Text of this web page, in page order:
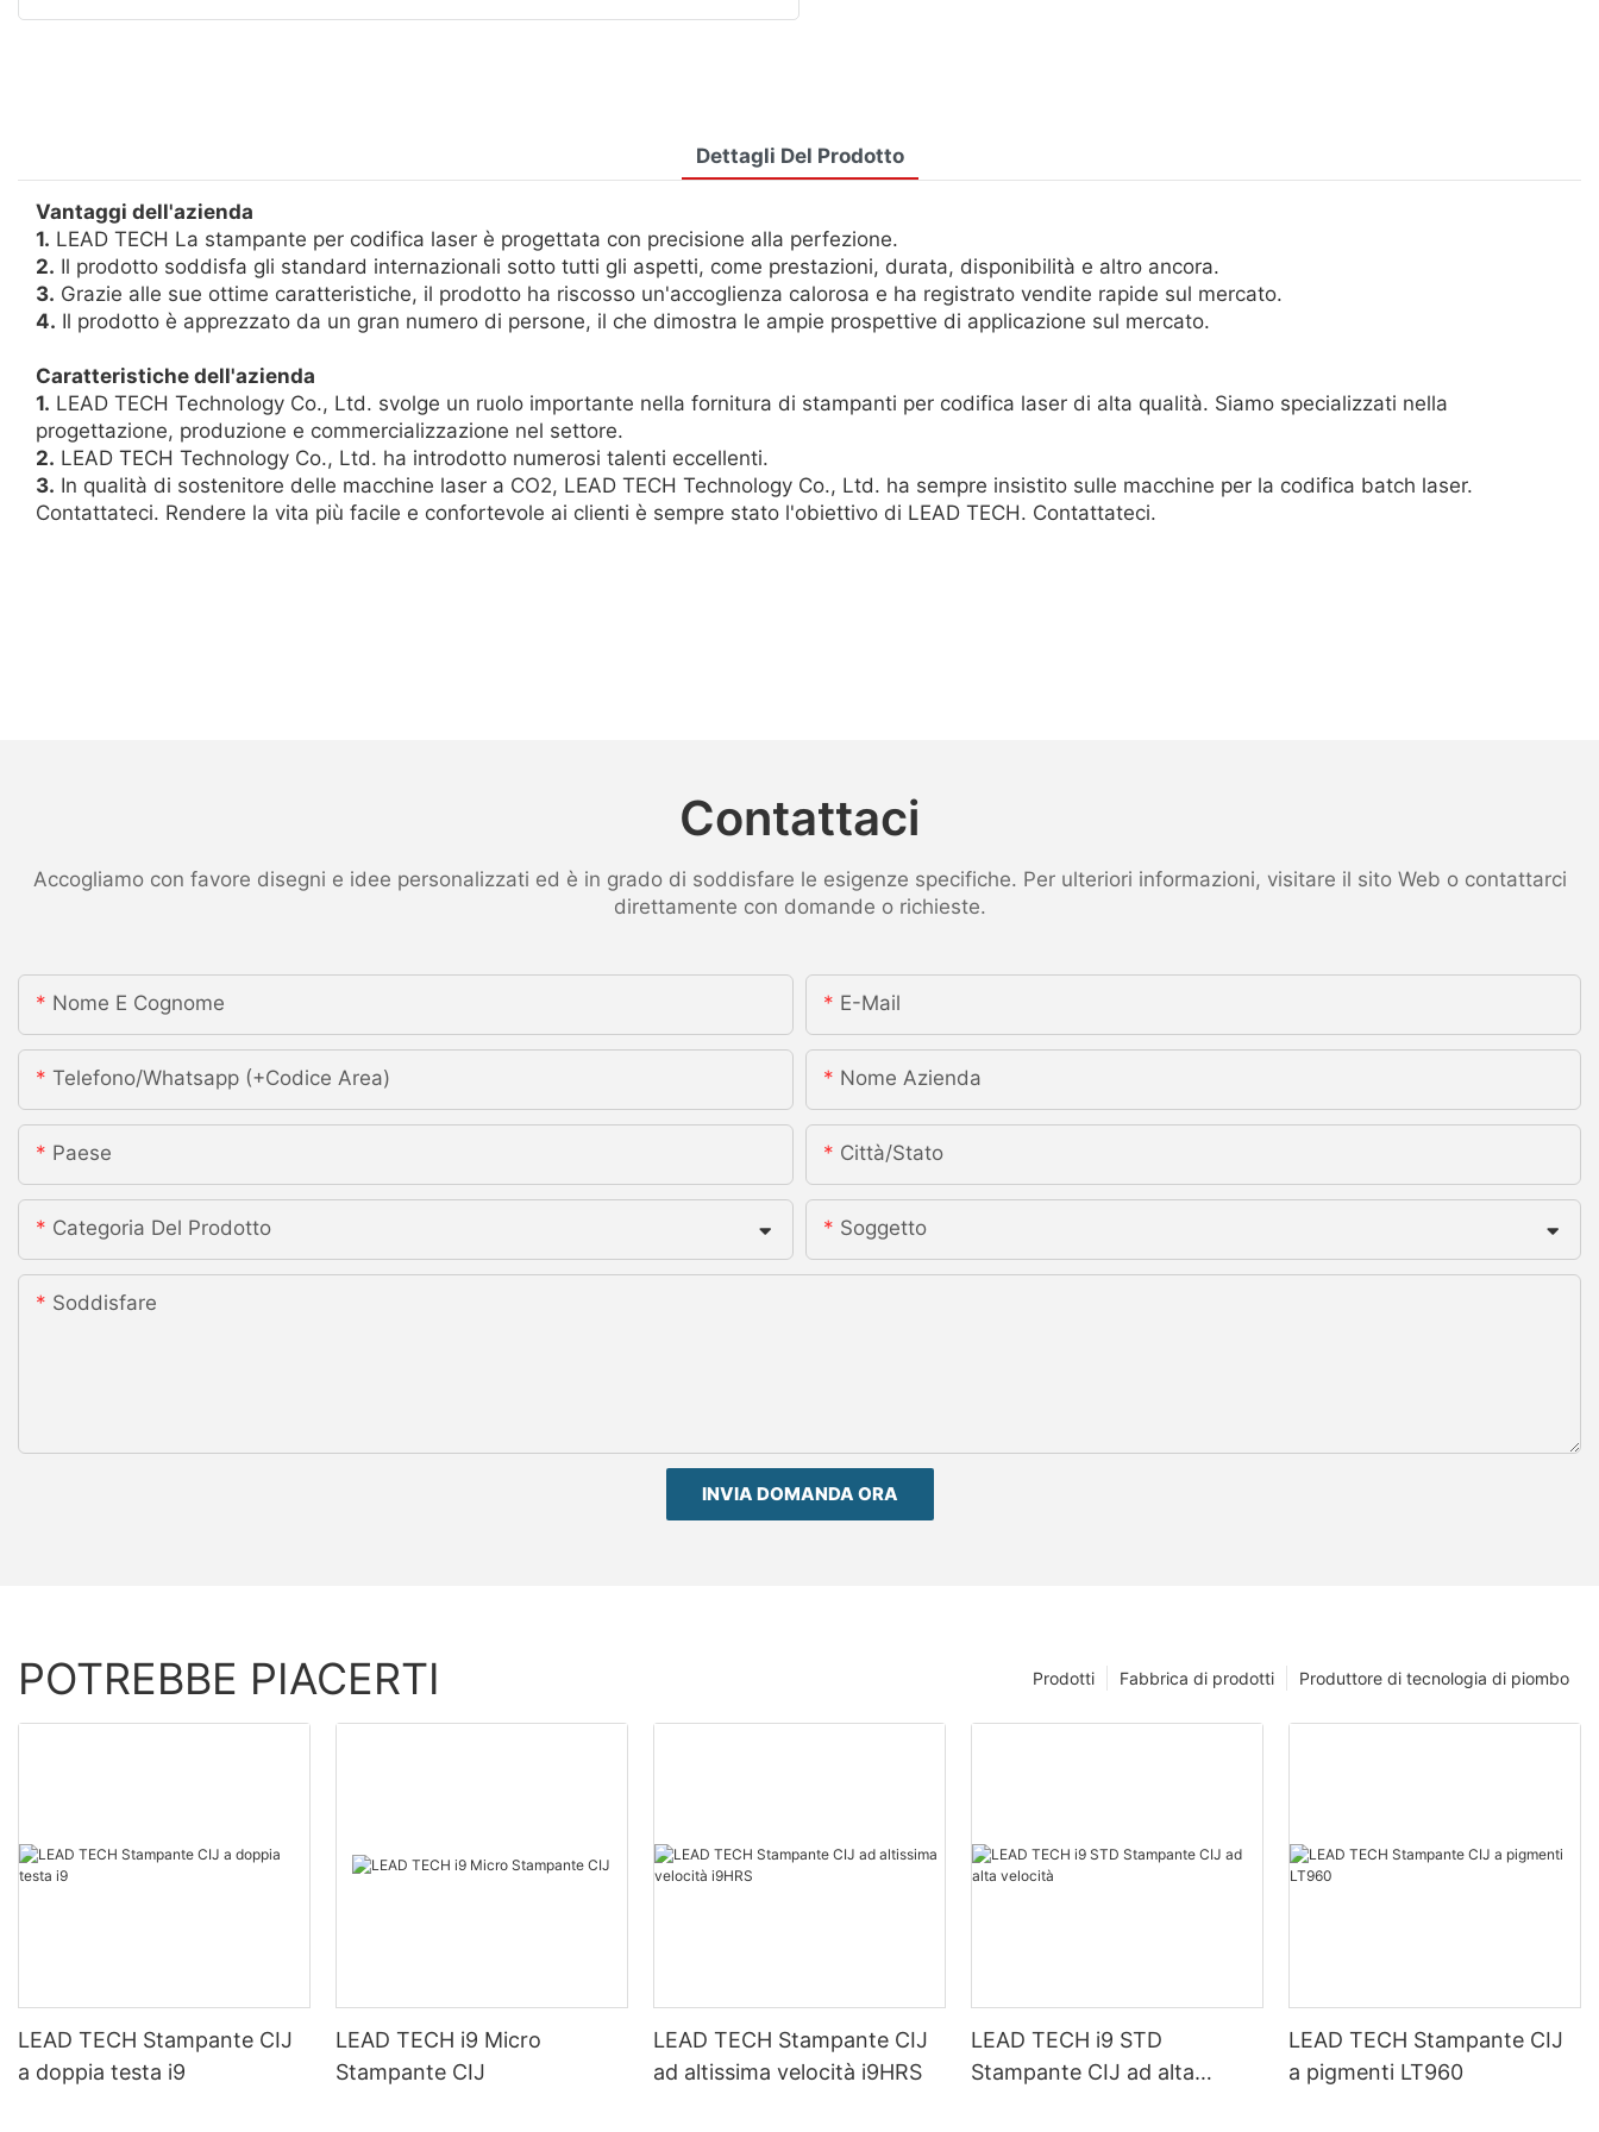
Dettagli Del Prodotto
Vantaggi dell'azienda
1. LEAD TECH La stampante per codifica laser è progettata con precisione alla perfezione.
2. Il prodotto soddisfa gli standard internazionali sotto tutti gli aspetti, come prestazioni, durata, disponibilità e altro ancora.
3. Grazie alle sue ottime caratteristiche, il prodotto ha riscosso un'accoglienza calorosa e ha registrato vendite rapide sul mercato.
4. Il prodotto è apprezzato da un gran numero di persone, il che dimostra le ampie prospettive di applicazione sul mercato.
Caratteristiche dell'azienda
1. LEAD TECH Technology Co., Ltd. svolge un ruolo importante nella fornitura di stampanti per codifica laser di alta qualità. Siamo specializzati nella
progettazione, produzione e commercializzazione nel settore.
2. LEAD TECH Technology Co., Ltd. ha introdotto numerosi talenti eccellenti.
3. In qualità di sostenitore delle macchine laser a CO2, LEAD TECH Technology Co., Ltd. ha sempre insistito sulle macchine per la codifica batch laser.
Contattateci. Rendere la vita più facile e confortevole ai clienti è sempre stato l'obiettivo di LEAD TECH. Contattateci.
Contattaci
Accogliamo con favore disegni e idee personalizzati ed è in grado di soddisfare le esigenze specifiche. Per ulteriori informazioni, visitare il sito Web o contattarci
direttamente con domande o richieste.
Nome E Cognome E-Mail
Telefono/whatsapp (+codice Area) Nome Azienda
Paese Città/stato
Categoria Del Prodotto Soggetto
Soddisfare
INVIA DOMANDA ORA
POTREBBE PIACERTI Produttore di tecnologia di piombo
Fabbrica di prodotti
Prodotti
LEAD TECH Stampante CIJ
a doppia testa i9
LEAD TECH i9 Micro
Stampante CIJ
LEAD TECH Stampante CIJ
ad altissima velocità i9HRS
LEAD TECH i9 STD
Stampante CIJ ad alta
LEAD TECH Stampante CIJ
a pigmenti LT960